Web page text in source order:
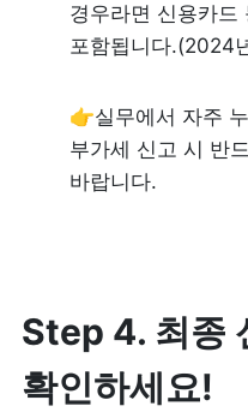
경우라면 신용카드
포함됩니다.(2024
👉실무에서 자주
부가세 신고 시 반
바랍니다.
Step 4. 최종
확인하세요!